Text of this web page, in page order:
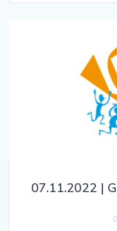
07.11.2022 |